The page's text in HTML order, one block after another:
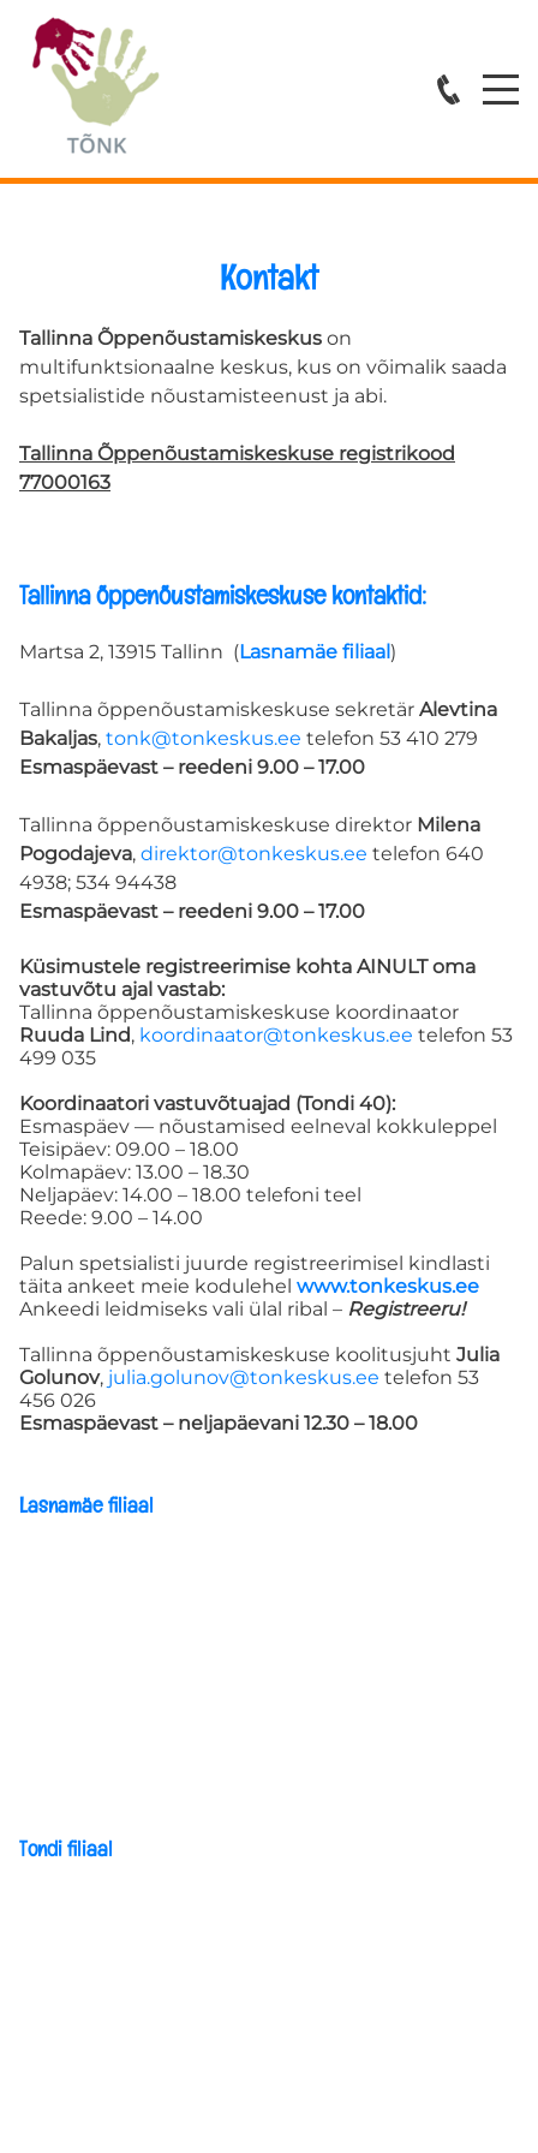
Teenused
ESMATASANDI ABI
ÕPPENÕUSTAMINE
KOOLITUSED
Spetsialistid
TÖNK eksperdid
EKSPERTIDE MEESKOND
REGISTREERIMINE KOOLIDELE
Registreeru
INDIVIDUAALNÕUSTAMINE
GRUPINÕUSTAMINE
ПО-РУССКИ
Koolituskeskus
Kontakt
Tallinna Õppenõustamiskeskus on
multifunktsionaalne keskus, kus on võimalik saada
spetsialistide nõustamisteenust ja abi.
Tallinna Õppenõustamiskeskuse registrikood
77000163
Tallinna õppenõustamiskeskuse kontaktid:
Martsa 2, 13915 Tallinn (Lasnamäe filiaal)
Tallinna õppenõustamiskeskuse sekretär Alevtina
Bakaljas, tonk@tonkeskus.ee telefon 53 410 279
Esmaspäevast – reedeni 9.00 – 17.00
Tallinna õppenõustamiskeskuse direktor Milena
Pogodajeva, direktor@tonkeskus.ee telefon 640
4938; 534 94438
Esmaspäevast – reedeni 9.00 – 17.00
Küsimustele registreerimise kohta AINULT oma
vastuvõtu ajal vastab:
Tallinna õppenõustamiskeskuse koordinaator
Ruuda Lind, koordinaator@tonkeskus.ee telefon 53
499 035
Koordinaatori vastuvõtuajad (Tondi 40):
Esmaspäev — nõustamised eelneval kokkuleppel
Teisipäev: 09.00 – 18.00
Kolmapäev: 13.00 – 18.30
Neljapäev: 14.00 – 18.00 telefoni teel
Reede: 9.00 – 14.00
Palun spetsialisti juurde registreerimisel kindlasti
täita ankeet meie kodulehel www.tonkeskus.ee
Ankeedi leidmiseks vali ülal ribal – Registreeru!
Tallinna õppenõustamiskeskuse koolitusjuht Julia
Golunov, julia.golunov@tonkeskus.ee telefon 53
456 026
Esmaspäevast – neljapäevani 12.30 – 18.00
Lasnamäe filiaal
Tondi filiaal